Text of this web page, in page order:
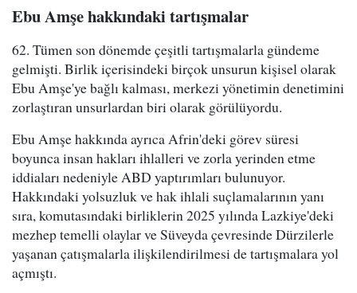
Ebu Amşe hakkındaki tartışmalar
62. Tümen son dönemde çeşitli tartışmalarla gündeme
gelmişti. Birlik içerisindeki birçok unsurun kişisel olarak
Ebu Amşe'ye bağlı kalması, merkezi yönetimin denetimini
zorlaştıran unsurlardan biri olarak görülüyordu.
Ebu Amşe hakkında ayrıca Afrin'deki görev süresi
boyunca insan hakları ihlalleri ve zorla yerinden etme
iddiaları nedeniyle ABD yaptırımları bulunuyor.
Hakkındaki yolsuzluk ve hak ihlali suçlamalarının yanı
sıra, komutasındaki birliklerin 2025 yılında Lazkiye'deki
mezhep temelli olaylar ve Süveyda çevresinde Dürzilerle
yaşanan çatışmalarla ilişkilendirilmesi de tartışmalara yol
açmıştı.